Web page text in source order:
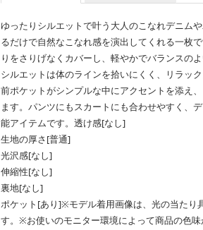
ゆったりシルエットで叶う大人のこなれデニム
るだけで自然なこなれ感を演出してくれる一枚
りをさりげなくカバーし、軽やかでバランスの
シルエットは体のラインを拾いにくく、リラッ
前ポケットがシンプルな中にアクセントを添え
ます。パンツにもスカートにも合わせやすく、
能アイテムです。透け感[なし]
生地の厚さ[普通]
光沢感[なし]
伸縮性[なし]
裏地[なし]
ポケット[あり]※モデル着用画像は、光の当たり
す。※お使いのモニター環境によって商品の色味